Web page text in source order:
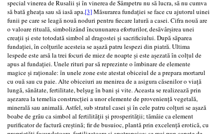
special vinerea de Rusalii și în vinerea de Sâmpetru nu să lucra, să nu cumva
să bată gheața sau să iasă apa.[3]Măsurarea fundației se face cu ajutorul uinei
funii pe care se leagă nouă noduri pentru fiecare latură a casei. Cifra nouă are
o valoare rituală, simbolizând încununarea eforturilor, desăvârșirea unei
creații și este totodată simbol al dragostei și sacrificiului. După săparea
fundației, în colțurile acesteia se așază patru lespezi din piatră. Ultima
lespede este arsă la trei focuri de miez de noapte și este așezată în colțul de
apus al fundației. Unele rituri par să reprezinte o îmbinare de elemente
magice și raționale: în unele zone este atestat obiceiul de a prepara mortarul
cu ouă sau cu paie. Alte obiceiuri au menirea de a asigura căsenilor o viață
lungă, sănătate, fertilitate, belșug în bani și vite. Aceasta se realizează prin
așezarea la temelia construcției a unor elemente de proveniență vegetală,
minerală sau animală. Astfel, sub stratul casei și în cele patru colțuri se așază
boabe de grâu ca simbol al fertilității și prosperității; tămâie ca element
purificator de factură creștină; fir de busuioc, plantă prin excelență erotică, cu